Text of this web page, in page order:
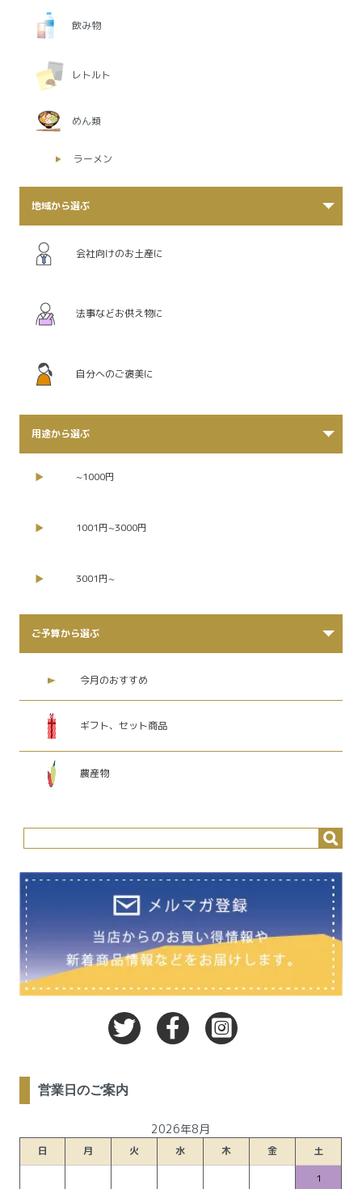
飲み物
レトルト
めん類
ラーメン
地域から選ぶ
会社向けのお土産に
法事などお供え物に
自分へのご褒美に
用途から選ぶ
~1000円
1001円~3000円
3001円~
ご予算から選ぶ
今月のおすすめ
ギフト、セット商品
農産物
営業日のご案内
2026年8月
日 月 火 水 木 金
土
1